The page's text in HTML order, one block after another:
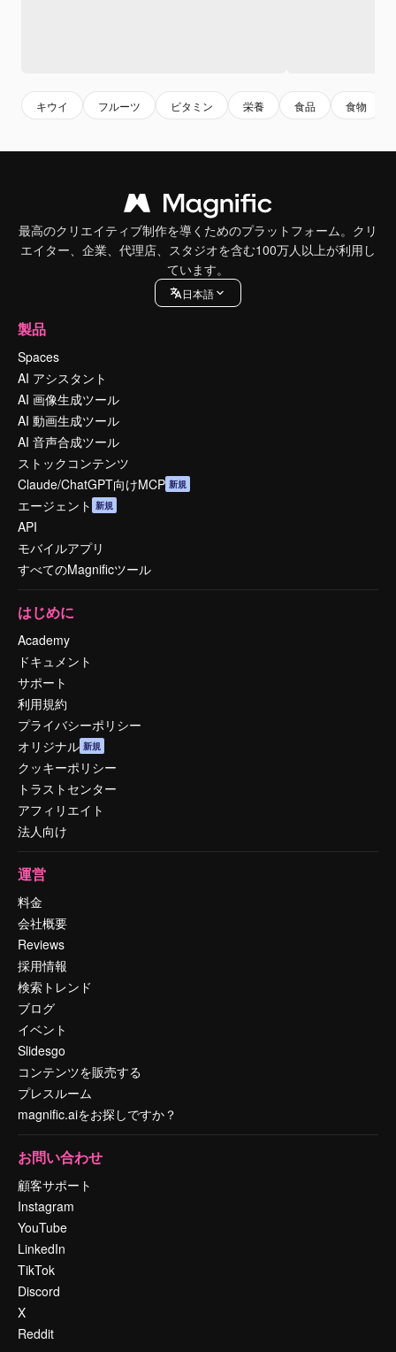
キウイ フルーツ ビタミン 栄養 食品 食物
最高のクリエイティブ制作を導くためのプラットフォーム。クリ
エイター、企業、代理店、スタジオを含む100万人以上が利用し
ています。
日本語
製品
Spaces
AI アシスタント
AI 画像生成ツール
AI 動画生成ツール
AI 音声合成ツール
ストックコンテンツ
Claude/ChatGPT向けMCP 新規
エージェント 新規
API
モバイルアプリ
すべてのMagnificツール
はじめに
Academy
ドキュメント
サポート
利用規約
プライバシーポリシー
オリジナル 新規
クッキーポリシー
トラストセンター
アフィリエイト
法人向け
運営
料金
会社概要
Reviews
採用情報
検索トレンド
ブログ
イベント
Slidesgo
コンテンツを販売する
プレスルーム
magnific.aiをお探しですか？
お問い合わせ
顧客サポート
Instagram
YouTube
LinkedIn
TikTok
Discord
X
Reddit